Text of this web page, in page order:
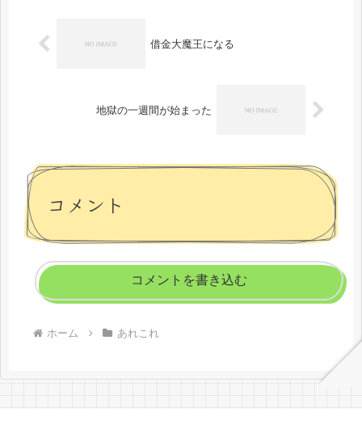
借金大魔王になる
地獄の一週間が始まった
コメント
コメントを書き込む
ホーム あれこれ